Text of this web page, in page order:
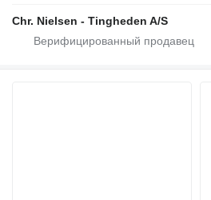
Chr. Nielsen - Tingheden A/S